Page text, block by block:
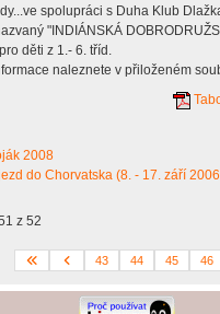
spolupráci s Duha Klub
"INDIÁNSKÁ
děti z 1.- 6. tříd.
naleznete v přiloženém
2008
do Chorvatska (8. - 17. září
z 52
43 44 45 46